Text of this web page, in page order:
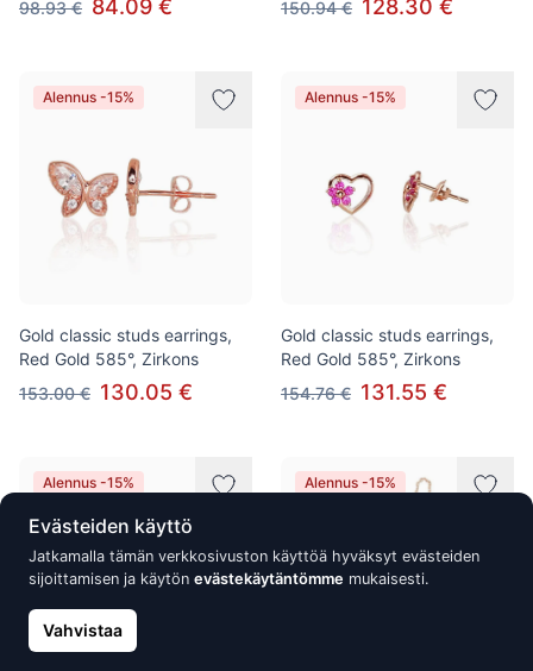
98.93 € 84.09 €
150.94 € 128.30 €
Alennus -15%
Gold classic studs earrings,
Red Gold 585°, Zirkons
153.00 € 130.05 €
Alennus -15%
Gold classic studs earrings,
Red Gold 585°, Zirkons
154.76 € 131.55 €
Alennus -15% Alennus -15%
Evästeiden käyttö
Jatkamalla tämän verkkosivuston käyttöä hyväksyt evästeiden
sijoittamisen ja käytön evästekäytäntömme mukaisesti.
Vahvistaa